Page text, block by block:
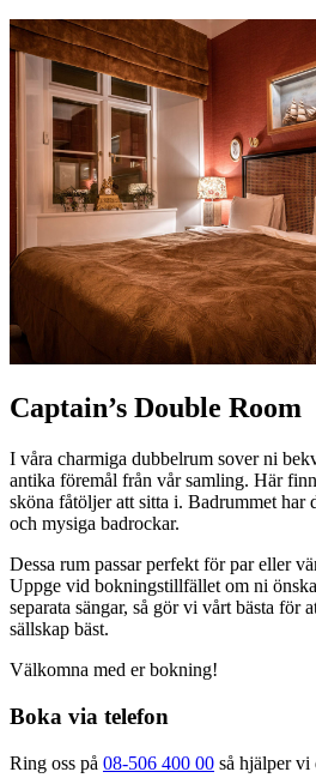
Captain’s Double Room
I våra charmiga dubbelrum sover ni
antika föremål från vår samling. Här
sköna fåtöljer att sitta i. Badrummet har
och mysiga badrockar.
Dessa rum passar perfekt för par eller
Uppge vid bokningstillfället om ni
separata sängar, så gör vi vårt bästa för
sällskap bäst.
Välkomna med er bokning!
Boka via telefon
Ring oss på 08-506 400 00 så hjälper vi